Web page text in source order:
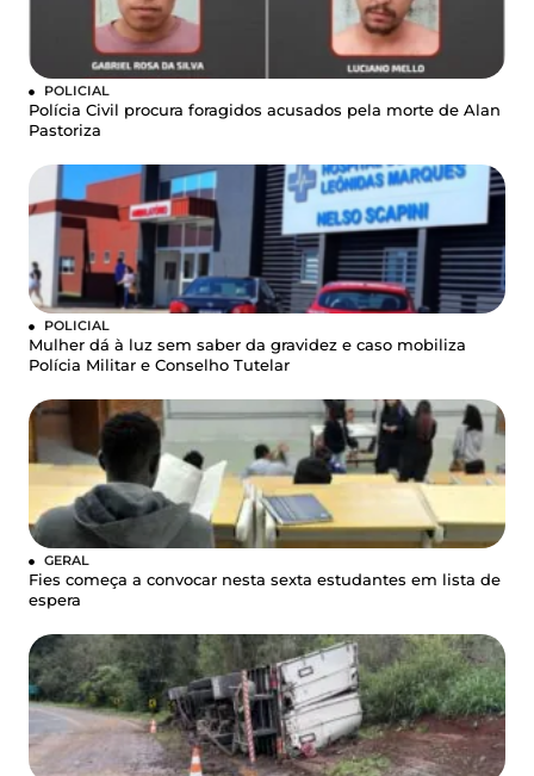
POLICIAL
Polícia Civil procura foragidos acusados pela morte de Alan
Pastoriza
POLICIAL
Mulher dá à luz sem saber da gravidez e caso mobiliza
Polícia Militar e Conselho Tutelar
GERAL
Fies começa a convocar nesta sexta estudantes em lista de
espera